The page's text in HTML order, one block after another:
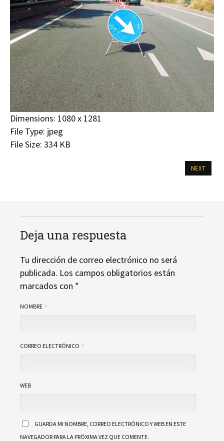
Dimensions: 1080 x 1281
File Type: jpeg
File Size: 334 KB
NEXT
Deja una respuesta
Tu dirección de correo electrónico no será
publicada. Los campos obligatorios están
marcados con *
NOMBRE
CORREO ELECTRÓNICO
WEB
GUARDA MI NOMBRE, CORREO ELECTRÓNICO Y WEB EN ESTE
NAVEGADOR PARA LA PRÓXIMA VEZ QUE COMENTE.